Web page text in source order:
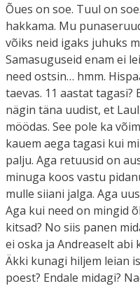
Õues on soe. Tuul on
hakkama. Mu
võiks neid igaks juhuks
Samasuguseid enam ei
need ostsin… hmm.
taevas. 11 aastat tagasi?
nägin täna uudist, et
möödas. See pole ka
kauem aega tagasi kui
palju. Aga retuusid on
minuga koos vastu
mulle siiani jalga. Aga
Aga kui need on mingid
kitsad? No siis panen
ei oska ja Andreaselt abi
Äkki kunagi hiljem leian
poest? Endale midagi?